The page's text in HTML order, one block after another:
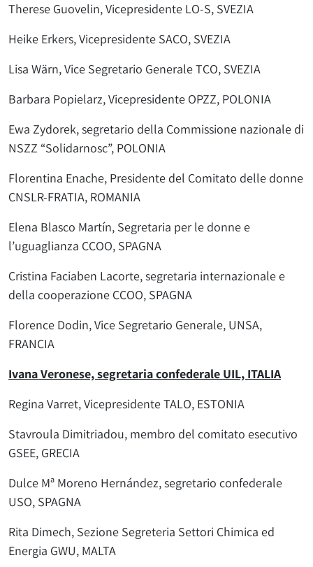
Therese Guovelin, Vicepresidente LO-S, SVEZIA
Heike Erkers, Vicepresidente SACO, SVEZIA
Lisa Wärn, Vice Segretario Generale TCO, SVEZIA
Barbara Popielarz, Vicepresidente OPZZ, POLONIA
Ewa Zydorek, segretario della Commissione nazionale di
NSZZ “Solidarnosc”, POLONIA
Florentina Enache, Presidente del Comitato delle donne
CNSLR-FRATIA, ROMANIA
Elena Blasco Martín, Segretaria per le donne e
l’uguaglianza CCOO, SPAGNA
Cristina Faciaben Lacorte, segretaria internazionale e
della cooperazione CCOO, SPAGNA
Florence Dodin, Vice Segretario Generale, UNSA,
FRANCIA
Ivana Veronese, segretaria confederale UIL, ITALIA
Regina Varret, Vicepresidente TALO, ESTONIA
Stavroula Dimitriadou, membro del comitato esecutivo
GSEE, GRECIA
Dulce Mª Moreno Hernández, segretario confederale
USO, SPAGNA
Rita Dimech, Sezione Segreteria Settori Chimica ed
Energia GWU, MALTA